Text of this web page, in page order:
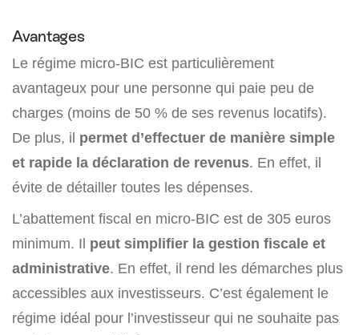
Avantages
Le régime micro-BIC est particulièrement
avantageux pour une personne qui paie peu de
charges (moins de 50 % de ses revenus locatifs).
De plus, il permet d’effectuer de manière simple
et rapide la déclaration de revenus. En effet, il
évite de détailler toutes les dépenses.
L’abattement fiscal en micro-BIC est de 305 euros
minimum. Il peut simplifier la gestion fiscale et
administrative. En effet, il rend les démarches plus
accessibles aux investisseurs. C’est également le
régime idéal pour l’investisseur qui ne souhaite pas